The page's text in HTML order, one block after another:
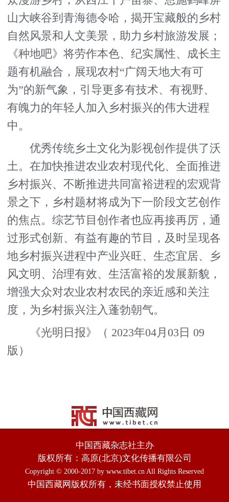
山大峡谷到青海德令哈，揭开宝藏般的乡村
自然风景和人文美景，助力乡村旅游发展；
《种地吧》将劳作本色、纪实属性、成长主
题有机融合，展现农村“广阔天地大有可
为”的新气象，引导更多有技术、有视野、
有魄力的年轻人加入乡村振兴的伟大进程
中。
优秀传统乡土文化为影视创作提供了沃
土。在加快推进农业农村现代化、全面推进
乡村振兴、不断推进共同富裕进程的宏观背
景之下，乡村题材将成为下一阶段文艺创作
的焦点。综艺节目创作者也应再接再厉，通
过形式创新、有益有趣的节目，及时呈现各
地乡村振兴进程中产业兴旺、生态宜居、乡
风文明、治理有效、生活富裕的发展新貌，
增强大众对农业农村农民的亲近感和关注
度，为乡村振兴注入蓬勃朝气。
《光明日报》（ 2023年04月03日 09
版）
中国西藏杂志社主办
版权所有：高原(北京)文化传播有限公司
Copyright © 2000-2017 by www.tibet.cn All Rights Reserved
中国西藏网版权所有，未经书面授权禁止使用